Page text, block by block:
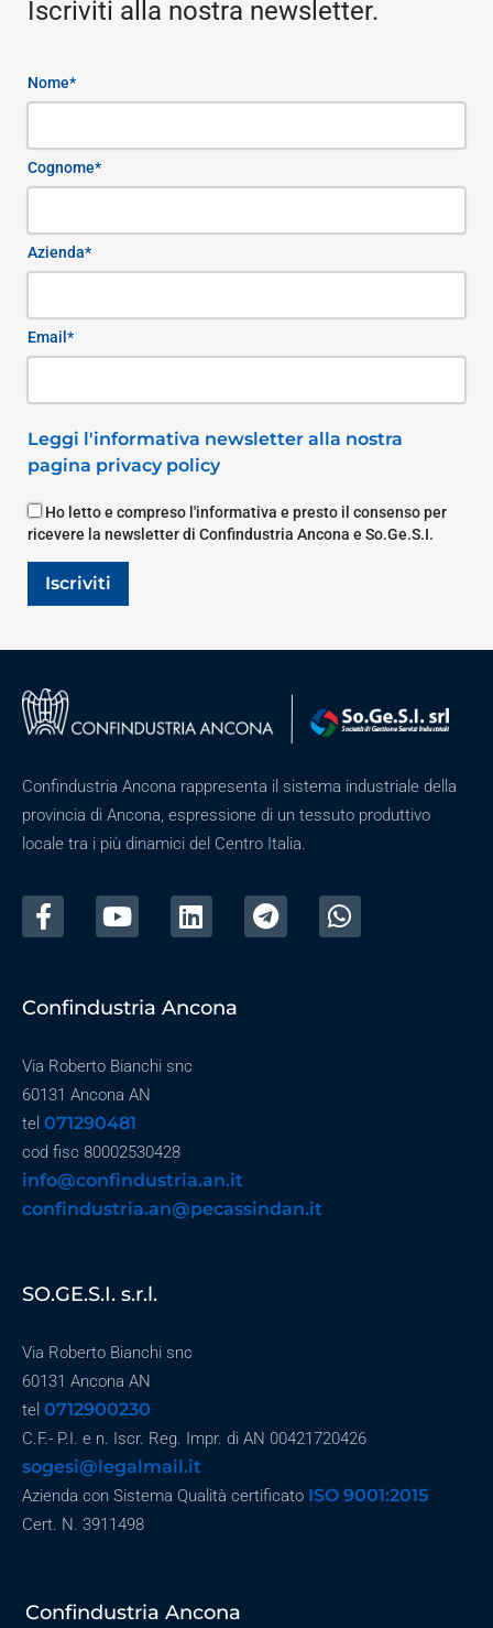
Iscriviti alla nostra newsletter.
Nome*
Cognome*
Azienda*
Email*
Leggi l'informativa newsletter alla nostra
pagina privacy policy
Ho letto e compreso l'informativa e presto il consenso per
ricevere la newsletter di Confindustria Ancona e So.Ge.S.I.
Iscriviti
Confindustria Ancona rappresenta il sistema industriale della
provincia di Ancona, espressione di un tessuto produttivo
locale tra i più dinamici del Centro Italia.
Confindustria Ancona
Via Roberto Bianchi snc
60131 Ancona AN
tel 071290481
cod fisc 80002530428
info@confindustria.an.it
confindustria.an@pecassindan.it
SO.GE.S.I. s.r.l.
Via Roberto Bianchi snc
60131 Ancona AN
tel 0712900230
C.F.- P.I. e n. Iscr. Reg. Impr. di AN 00421720426
sogesi@legalmail.it
Azienda con Sistema Qualità certificato ISO 9001:2015
Cert. N. 3911498
Confindustria Ancona